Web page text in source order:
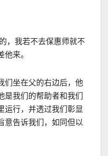
，我若不去保惠师就不
来。
们坐在父的右边后，他
是我们的帮助者和我们
运行，并透过我们彰显
意告诉我们，如同但以